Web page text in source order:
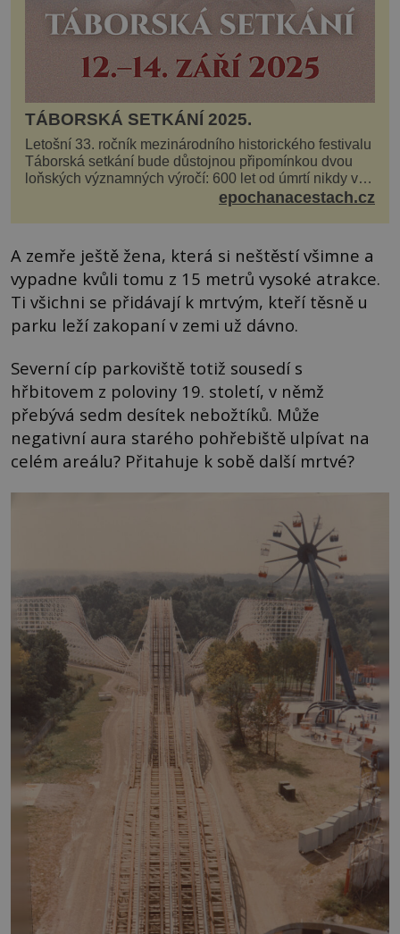
TÁBORSKÁ SETKÁNÍ 2025.
Letošní 33. ročník mezinárodního historického festivalu
Táborská setkání bude důstojnou připomínkou dvou
loňských významných výročí: 600 let od úmrtí nikdy v
poli neporaženého hejtmana Jana Žižky z Tr...
epochanacestach.cz
A zemře ještě žena, která si neštěstí všimne a
vypadne kvůli tomu z 15 metrů vysoké atrakce.
Ti všichni se přidávají k mrtvým, kteří těsně u
parku leží zakopaní v zemi už dávno.
Severní cíp parkoviště totiž sousedí s
hřbitovem z poloviny 19. století, v němž
přebývá sedm desítek nebožtíků. Může
negativní aura starého pohřebiště ulpívat na
celém areálu? Přitahuje k sobě další mrtvé?